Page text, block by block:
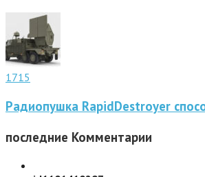
1715
Радиопушка RapidDestroyer
последние Комментарии